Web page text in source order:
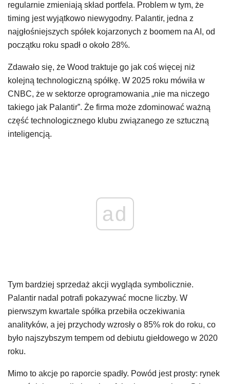
regularnie zmieniają skład portfela. Problem w tym, że
timing jest wyjątkowo niewygodny. Palantir, jedna z
najgłośniejszych spółek kojarzonych z boomem na AI, od
początku roku spadł o około 28%.
Zdawało się, że Wood traktuje go jak coś więcej niż
kolejną technologiczną spółkę. W 2025 roku mówiła w
CNBC, że w sektorze oprogramowania „nie ma niczego
takiego jak Palantir”. Że firma może zdominować ważną
część technologicznego klubu związanego ze sztuczną
inteligencją.
ad
Tym bardziej sprzedaż akcji wygląda symbolicznie.
Palantir nadal potrafi pokazywać mocne liczby. W
pierwszym kwartale spółka przebiła oczekiwania
analityków, a jej przychody wzrosły o 85% rok do roku, co
było najszybszym tempem od debiutu giełdowego w 2020
roku.
Mimo to akcje po raporcie spadły. Powód jest prosty: rynek